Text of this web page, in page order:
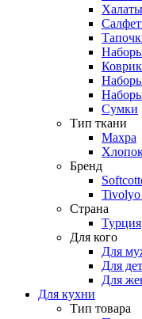
Халаты
Сумки
Тип ткани
Махра
Бренд
Страна
Турция
Для кого
Для
Для
Для
Для кухни
Тип товара